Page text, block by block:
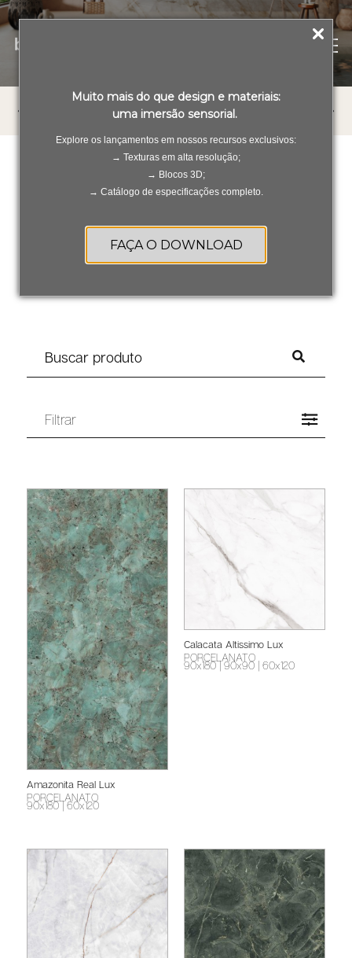
Muito mais do que design e materiais:
uma imersão sensorial.
Explore os lançamentos em nossos recursos exclusivos:
→ Texturas em alta resolução;
→ Blocos 3D;
→ Catálogo de especificações completo.
FAÇA O DOWNLOAD
TODOS OS PRODUTOS PORCELANATOS
Resultados de busca de
produtos
Filtrar
Amazonita Real Lux
PORCELANATO
90x180 | 60x120
Calacata Altissimo Lux
PORCELANATO
90x180 | 90x90 | 60x120